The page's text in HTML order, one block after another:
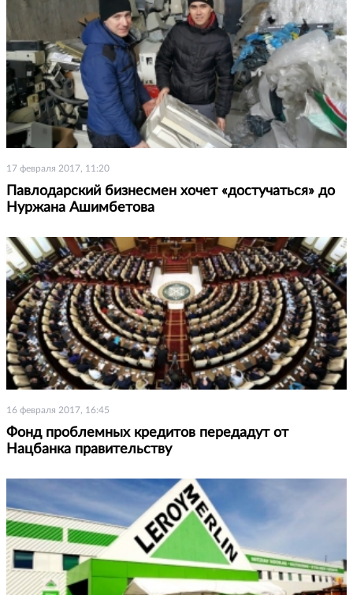
17 февраля 2017, 11:20
Павлодарский бизнесмен хочет «достучаться» до
Нуржана Ашимбетова
16 февраля 2017, 16:45
Фонд проблемных кредитов передадут от
Нацбанка правительству